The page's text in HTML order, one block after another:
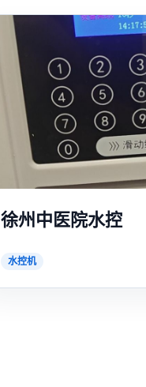
徐州中医院水控
水控机